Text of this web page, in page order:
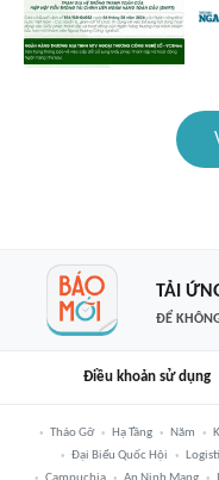
TẢI
ĐỂ
Điều khoản sử dụng
Tháo Gỡ Hạ Tầng Năm
Đại Biểu Quốc Hội